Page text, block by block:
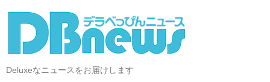
Deluxeなニュースをお届けします